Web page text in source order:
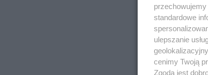
REKLAMA
standardowe
ulepszanie
cenimy Twoją
Zgoda jest